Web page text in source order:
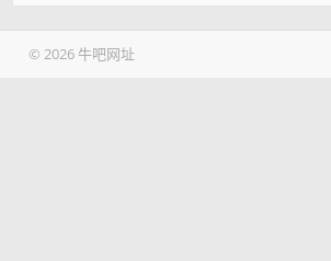
© 2026 牛吧网址